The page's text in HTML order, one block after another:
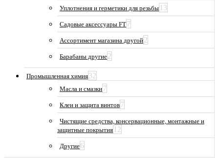
Уплотнения и герметики для резьбы 13
Садовые аксессуары FT7
Ассортимент магазина другой2
Барабаны другие2
Промышленная химия32
Масла и смазки7
Клеи и защита винтов7
Чистящие средства, консервационные, монтажные и
защитные покрытия 12
Другие6